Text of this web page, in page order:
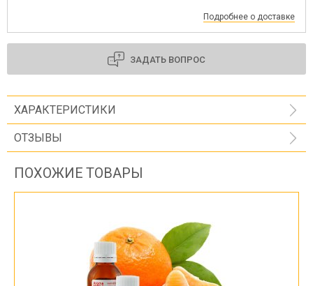
Подробнее о доставке
ЗАДАТЬ ВОПРОС
ХАРАКТЕРИСТИКИ
ОТЗЫВЫ
ПОХОЖИЕ ТОВАРЫ